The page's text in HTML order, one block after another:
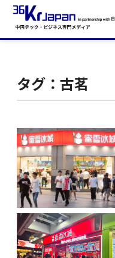
タグ：古茗